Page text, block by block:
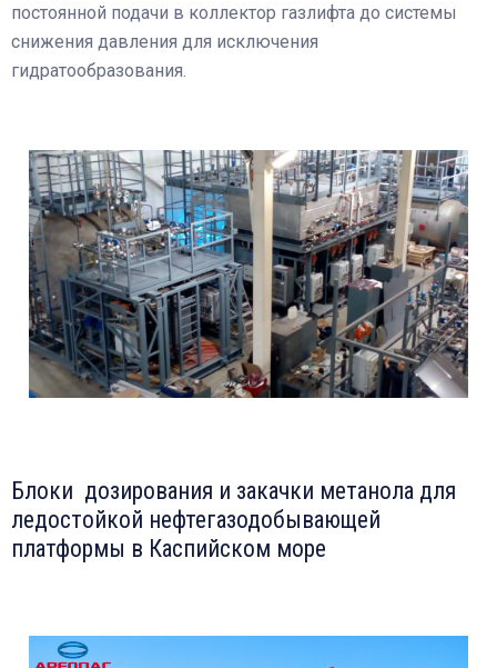
постоянной подачи в коллектор газлифта до системы
снижения давления для исключения
гидратообразования.
Блоки дозирования и закачки метанола для
ледостойкой нефтегазодобывающей
платформы в Каспийском море